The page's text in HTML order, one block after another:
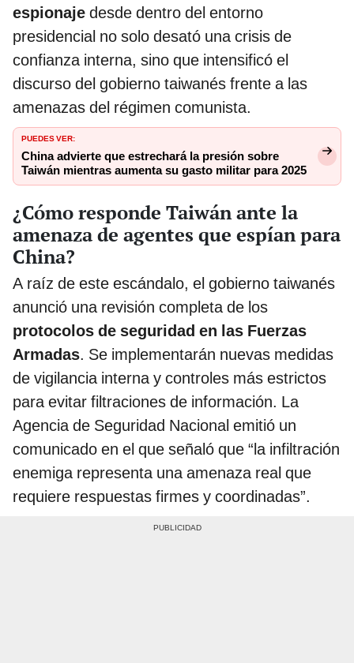
espionaje desde dentro del entorno
presidencial no solo desató una crisis de
confianza interna, sino que intensificó el
discurso del gobierno taiwanés frente a las
amenazas del régimen comunista.
PUEDES VER:
China advierte que estrechará la presión sobre
Taiwán mientras aumenta su gasto militar para 2025
¿Cómo responde Taiwán ante la
amenaza de agentes que espían para
China?
A raíz de este escándalo, el gobierno taiwanés
anunció una revisión completa de los
protocolos de seguridad en las Fuerzas
Armadas. Se implementarán nuevas medidas
de vigilancia interna y controles más estrictos
para evitar filtraciones de información. La
Agencia de Seguridad Nacional emitió un
comunicado en el que señaló que “la infiltración
enemiga representa una amenaza real que
requiere respuestas firmes y coordinadas”.